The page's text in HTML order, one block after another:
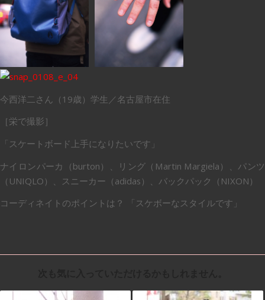
今西洋二さん（19歳）学生／名古屋市在住
［栄で撮影］
「スケートボード上手になりたいです」
ナイロンパーカ（burton）、リング（Martin Margiela）、パンツ
（UNIQLO）、スニーカー（adidas）、バックパック（NIXON）
コーディネイトのポイントは？ 「スケボーなスタイルです」